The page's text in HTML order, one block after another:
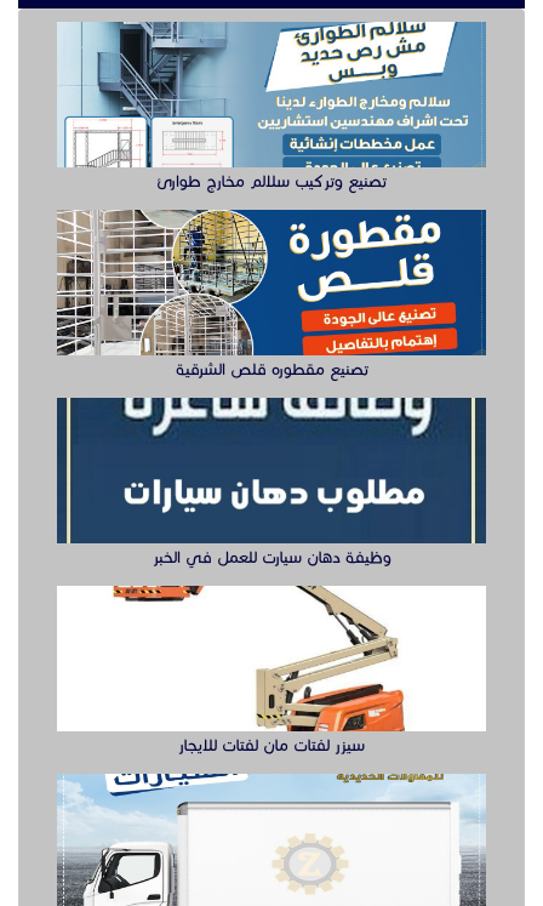
تصنيع وتركيب سلالم مخارج طوارئ
تصنيع مقطوره قلص الشرقية
وظيفة دهان سيارت للعمل في الخبر
سيزر لفتات مان لفتات للايجار